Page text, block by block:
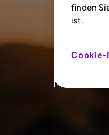
finden
ist.
Cookie-